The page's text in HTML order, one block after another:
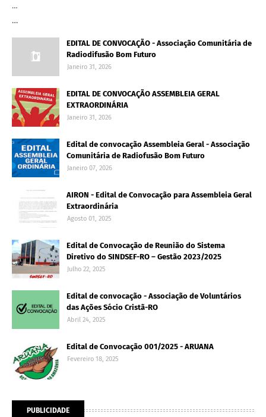
…
…
EDITAL DE CONVOCAÇÃO - Associação Comunitária de
Radiodifusão Bom Futuro
Janeiro 31, 2026
EDITAL DE CONVOCAÇÃO ASSEMBLEIA GERAL
EXTRAORDINÁRIA
Janeiro 31, 2026
Edital de convocação Assembleia Geral - Associação
Comunitária de Radiofusão Bom Futuro
Janeiro 07, 2026
AIRON - Edital de Convocação para Assembleia Geral
Extraordinária
Agosto 01, 2025
Edital de Convocação de Reunião do Sistema
Diretivo do SINDSEF-RO – Gestão 2023/2025
Julho 22, 2025
Edital de convocação - Associação de Voluntários
das Ações Sócio Cristã-RO
Abril 24, 2025
Edital de Convocação 001/2025 - ARUANA
Fevereiro 18, 2025
PUBLICIDADE